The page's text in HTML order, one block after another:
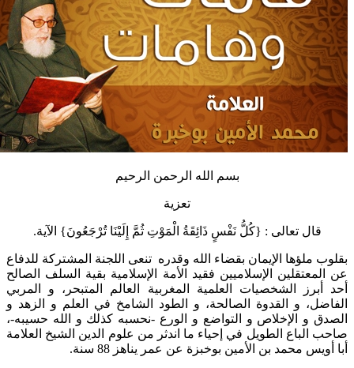
بسم الله الرحمن الرحيم
تعزية
قال تعالى : {كُلُّ نَفْسٍ ذَائِقَةُ الْمَوْتِ ثُمَّ إِلَيْنَا تُرْجَعُونَ} الآية.
ملؤها الإيمان بقضاء الله وقدره تنعى اللجنة المشتركة للدفاع
الإسلاميين فقيد الأمة الإسلامية بقية السلف الصالح
أبرز الشخصيات العلمية المغربية العالم المتبحر، و المربي
و القدوة الصالحة، و الطود الشامخ في العلم و الزهد و
و الإخلاص و التواضع و الورع -نحسبه كذلك و الله حسيبه-،
الباع الطويل في إحياء ما اندثر من علوم الدين الشيخ العلامة
أويس محمد بن الأمين بوخبزة عن عمر يناهز 88 سنة.